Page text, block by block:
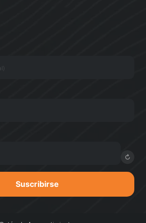
↻
Suscribirse